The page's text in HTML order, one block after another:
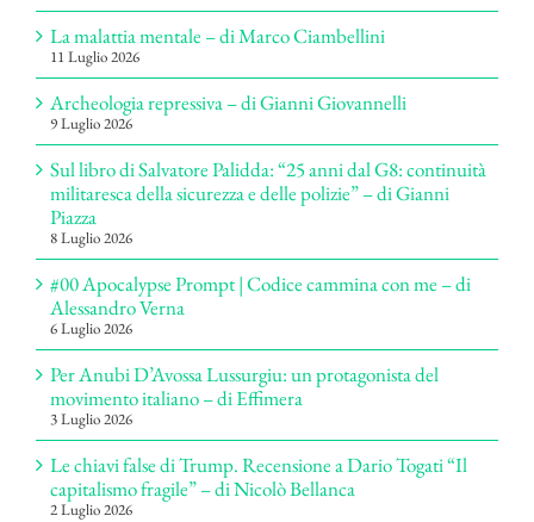
La malattia mentale – di Marco Ciambellini
11 Luglio 2026
Archeologia repressiva – di Gianni Giovannelli
9 Luglio 2026
Sul libro di Salvatore Palidda: “25 anni dal G8: continuità
militaresca della sicurezza e delle polizie” – di Gianni
Piazza
8 Luglio 2026
#00 Apocalypse Prompt | Codice cammina con me – di
Alessandro Verna
6 Luglio 2026
Per Anubi D’Avossa Lussurgiu: un protagonista del
movimento italiano – di Effimera
3 Luglio 2026
Le chiavi false di Trump. Recensione a Dario Togati “Il
capitalismo fragile” – di Nicolò Bellanca
2 Luglio 2026